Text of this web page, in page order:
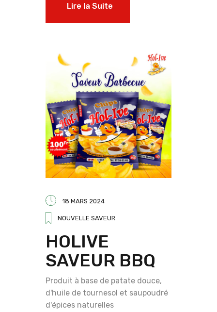
Lire la Suite
18 MARS 2024
NOUVELLE SAVEUR
HOLIVE
SAVEUR BBQ
Produit à base de patate douce,
d'huile de tournesol et saupoudré
d'épices naturelles